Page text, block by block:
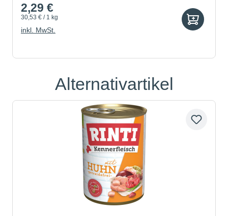
2,29 €
30,53 € / 1 kg
inkl. MwSt.
Produktgalerie überspringen
Alternativartikel